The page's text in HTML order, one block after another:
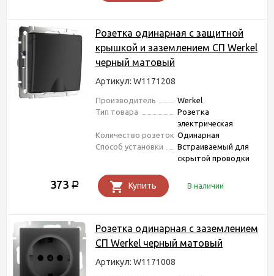
Розетка одинарная с защитной
крышкой и заземлением СП Werkel
черный матовый
Артикул: W1171208
Производитель
Werkel
Тип товара
Розетка
электрическая
Количество розеток Одинарная
Способ установки
Встраиваемый для
скрытой проводки
373 Р Купить В наличии
Розетка одинарная с заземлением
СП Werkel черный матовый
Артикул: W1171008